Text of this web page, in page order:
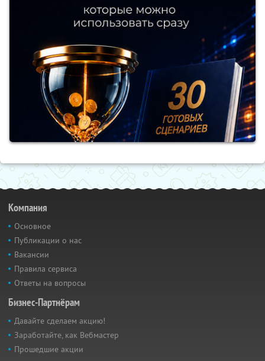
Компания
Основное
Публикации о нас
Вакансии
Правила сервиса
Ответы на вопросы
Бизнес-Партнёрам
Давайте сделаем акцию!
Заработайте, как Вебмастер
Прошедшие акции